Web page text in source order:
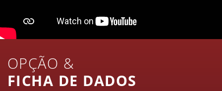
OPÇÃO &
FICHA DE DADOS